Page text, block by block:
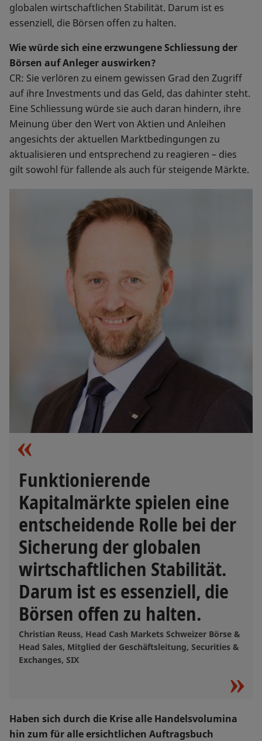
globalen wirtschaftlichen Stabilität. Darum ist es
essenziell, die Börsen offen zu halten.
Wie würde sich eine erzwungene Schliessung der
Börsen auf Anleger auswirken?
CR: Sie verlören zu einem gewissen Grad den Zugriff
auf ihre Investments und das Geld, das dahinter steht.
Eine Schliessung würde sie auch daran hindern, ihre
Meinung über den Wert von Aktien und Anleihen
angesichts der aktuellen Marktbedingungen zu
aktualisieren und entsprechend zu reagieren – dies
gilt sowohl für fallende als auch für steigende Märkte.
Funktionierende
Kapitalmärkte spielen eine
entscheidende Rolle bei der
Sicherung der globalen
wirtschaftlichen Stabilität.
Darum ist es essenziell, die
Börsen offen zu halten.
Christian Reuss, Head Cash Markets Schweizer Börse &
Head Sales, Mitglied der Geschäftsleitung, Securities &
Exchanges, SIX
Haben sich durch die Krise alle Handelsvolumina
hin zum für alle ersichtlichen Auftragsbuch